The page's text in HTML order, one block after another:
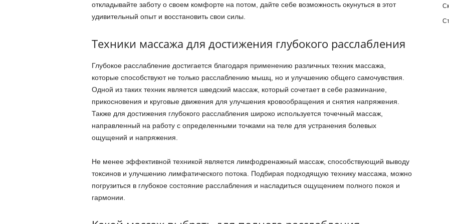
откладывайте заботу о своем комфорте на потом, дайте себе возможность окунуться в этот
удивительный опыт и восстановить свои силы.
Техники массажа для достижения глубокого расслабления
Глубокое расслабление достигается благодаря применению различных техник массажа,
которые способствуют не только расслаблению мышц, но и улучшению общего самочувствия.
Одной из таких техник является шведский массаж, который сочетает в себе разминание,
прикосновения и круговые движения для улучшения кровообращения и снятия напряжения.
Также для достижения глубокого расслабления широко используется точечный массаж,
направленный на работу с определенными точками на теле для устранения болевых
ощущений и напряжения.
Не менее эффективной техникой является лимфодренажный массаж, способствующий выводу
токсинов и улучшению лимфатического потока. Подбирая подходящую технику массажа, можно
погрузиться в глубокое состояние расслабления и насладиться ощущением полного покоя и
гармонии.